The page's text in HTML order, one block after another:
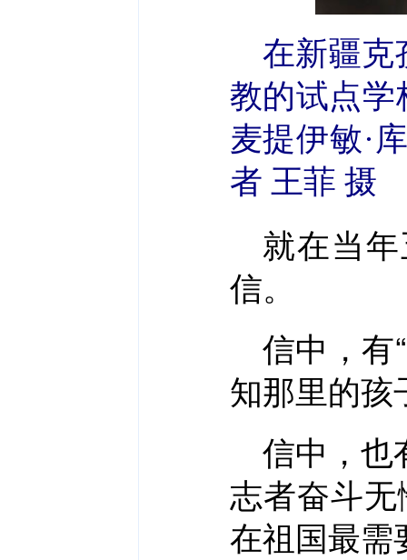
在新疆克
教的试点
麦提伊敏·
者 王菲 摄
就在当
信。
信中，有
知那里的孩
信中，也
志者奋斗
在祖国最需